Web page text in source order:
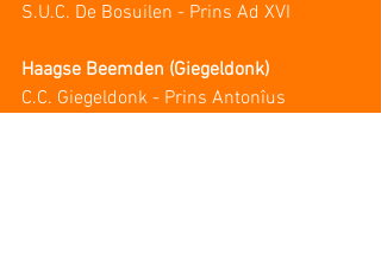
S.U.C. De Bosuilen - Prins Ad XVI
Haagse Beemden (Giegeldonk)
C.C. Giegeldonk - Prins Antonîus